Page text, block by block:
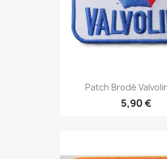
Patch Brodé
5,90 €